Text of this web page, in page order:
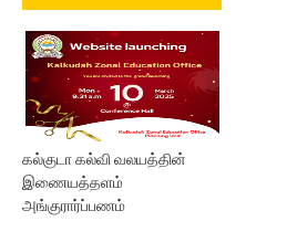
கல்குடா கல்வி வலயத்தின்
இணையத்தளம்
அங்குரார்ப்பணம்